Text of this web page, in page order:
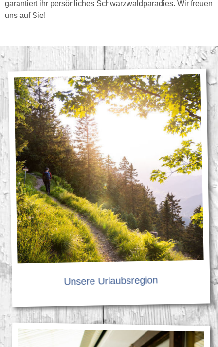
garantiert ihr persönliches Schwarzwaldparadies. Wir freuen
uns auf Sie!
Unsere Urlaubsregion